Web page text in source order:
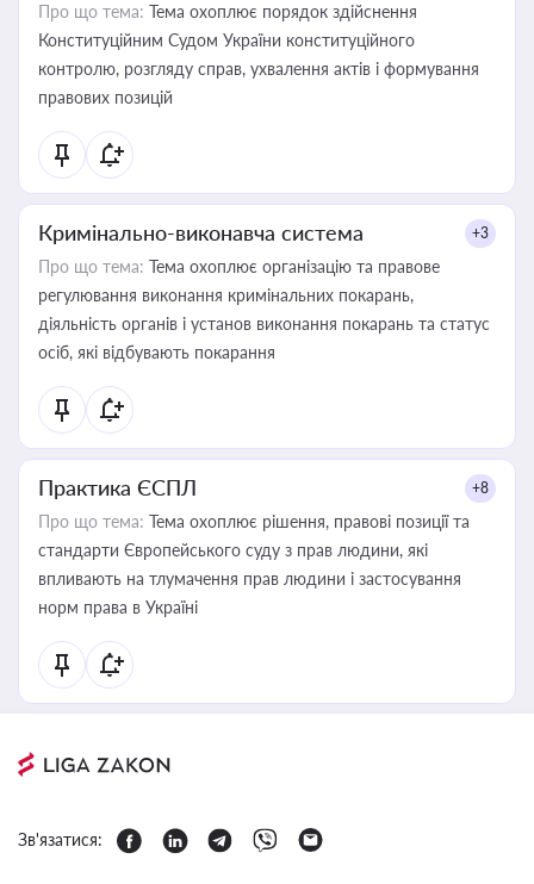
Про що тема: Тема охоплює порядок здійснення
Конституційним Судом України конституційного
контролю, розгляду справ, ухвалення актів і формування
правових позицій
Кримінально-виконавча система +3
Про що тема: Тема охоплює організацію та правове
регулювання виконання кримінальних покарань,
діяльність органів і установ виконання покарань та статус
осіб, які відбувають покарання
Практика ЄСПЛ +8
Про що тема: Тема охоплює рішення, правові позиції та
стандарти Європейського суду з прав людини, які
впливають на тлумачення прав людини і застосування
норм права в Україні
Зв'язатися: